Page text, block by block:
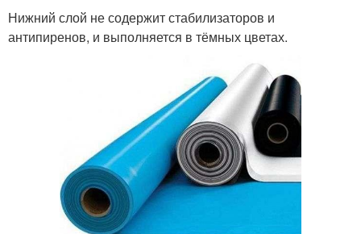
Нижний слой не содержит стабилизаторов и
антипиренов, и выполняется в тёмных цветах.